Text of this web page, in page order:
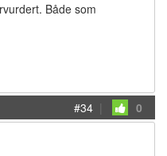
Både som
#34 | 0